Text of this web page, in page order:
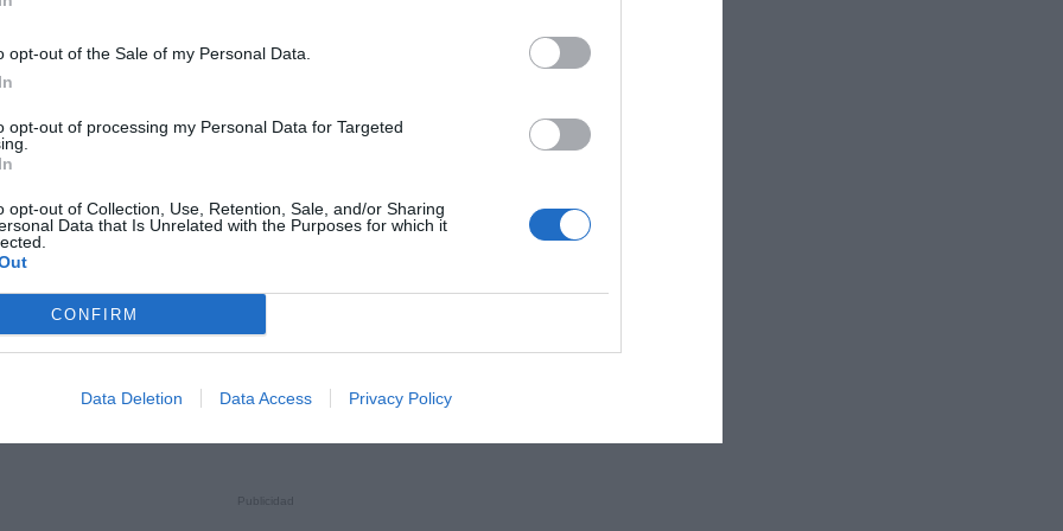
opt-out of the Sale of my Personal Data.
opt-out of processing my Personal Data for Targeted
opt-out of Collection, Use, Retention, Sale, and/or Sharing
Data that Is Unrelated with the Purposes for which it
CONFIRM
Data Deletion Data Access Privacy Policy
el currículum perfecte
per optimitzar el perfil d'una xarxa social